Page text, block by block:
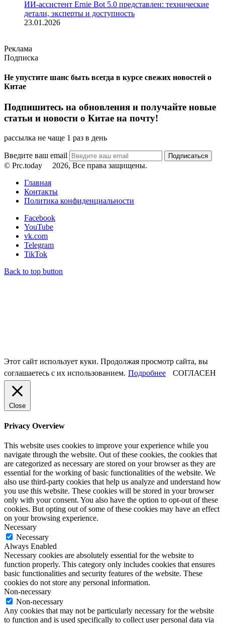
ИИ-ассистент Ernie Bot 5.0 представлен: технические
детали, эксперты и доступность
23.01.2026
Реклама
Подписка
Не упустите шанс быть всегда в курсе свежих новостей о
Китае
Подпишитесь на обновления и получайте новые
статьи и новости о Китае на почту!
рассылка не чаще 1 раз в день
Введите ваш email
© Prc.today
2026, Все права защищены.
Главная
Контакты
Политика конфиденциальности
Facebook
YouTube
vk.com
Telegram
TikTok
Back to top button
Этот сайт использует куки. Продолжая просмотр сайта, вы
соглашаетесь с их использованием. Подробнее СОГЛАСЕН
Close
Privacy Overview
This website uses cookies to improve your experience while you
navigate through the website. Out of these cookies, the cookies that
are categorized as necessary are stored on your browser as they are
essential for the working of basic functionalities of the website. We
also use third-party cookies that help us analyze and understand how
you use this website. These cookies will be stored in your browser
only with your consent. You also have the option to opt-out of these
cookies. But opting out of some of these cookies may have an effect
on your browsing experience.
Necessary
Necessary
Always Enabled
Necessary cookies are absolutely essential for the website to
function properly. This category only includes cookies that ensures
basic functionalities and security features of the website. These
cookies do not store any personal information.
Non-necessary
Non-necessary
Any cookies that may not be particularly necessary for the website
to function and is used specifically to collect user personal data via